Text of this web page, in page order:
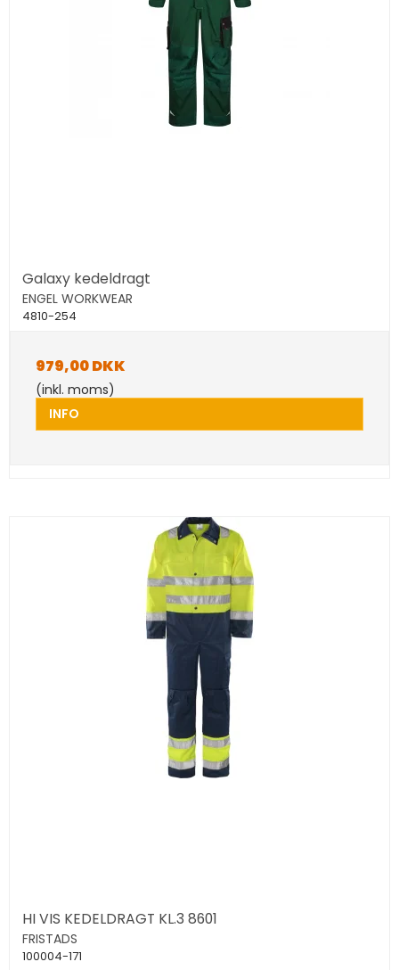
Galaxy kedeldragt
ENGEL WORKWEAR
4810-254
979,00 DKK
(inkl. moms)
INFO
HI VIS KEDELDRAGT KL.3 8601
FRISTADS
100004-171